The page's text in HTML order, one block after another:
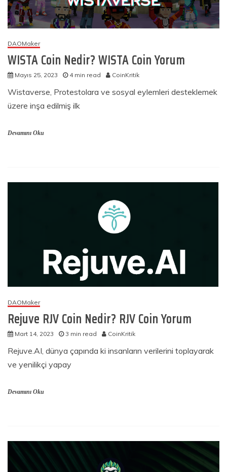
DAOMaker
WISTA Coin Nedir? WISTA Coin Yorum
Mayıs 25, 2023 4 min read CoinKritik
Wistaverse, Protestolara ve sosyal eylemleri desteklemek
üzere inşa edilmiş ilk
Devamını Oku
DAOMaker
Rejuve RJV Coin Nedir? RJV Coin Yorum
Mart 14, 2023 3 min read CoinKritik
Rejuve.AI, dünya çapında ki insanların verilerini toplayarak
ve yenilikçi yapay
Devamını Oku